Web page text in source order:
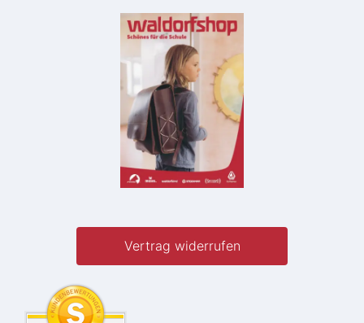
Vertrag widerrufen